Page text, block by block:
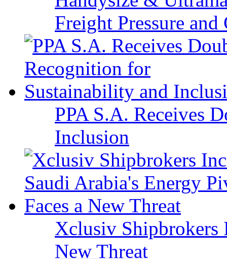
Freight Pressure
PPA S.A. Receives
Inclusion
Xclusiv Shipbrokers
New Threat